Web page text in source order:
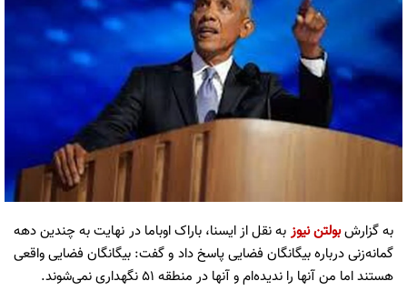
به گزارشبولتن نیوز به نقل از ایسنا، باراک اوباما در نهایت به چندین دهه
گمانه‌زنی درباره بیگانگان فضایی پاسخ داد و گفت: بیگانگان فضایی واقعی
هستند اما من آنها را ندیده‌ام و آنها در منطقه ۵۱ نگهداری نمی‌شوند.